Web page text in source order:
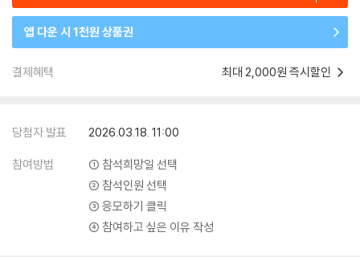
앱 다운 시 1천원 상품권
결제혜택 최대 2,000원 즉시할인
당첨자 발표 2026.03.18. 11:00
참여방법
① 참석희망일 선택
② 참석인원 선택
③ 응모하기 클릭
④ 참여하고 싶은 이유 작성